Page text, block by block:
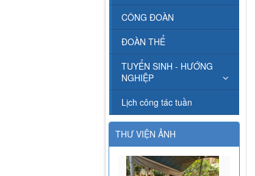
CÔNG ĐOÀN
ĐOÀN THỂ
TUYỂN SINH - HƯỚNG
NGHIỆP
Lịch công tác tuần
THƯ VIỆN ẢNH